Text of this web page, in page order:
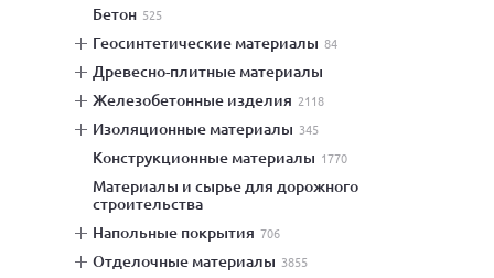
бетон 525
геосинтетические материалы 84
древесно-плитные материалы
железобетонные изделия 2118
изоляционные материалы 345
конструкционные материалы 1770
материалы и сырье для дорожного
строительства
напольные покрытия 706
отделочные материалы 3855